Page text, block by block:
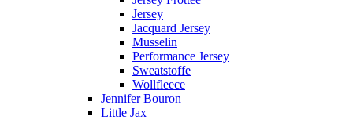
Jersey
Jacquard Jersey
Musselin
Performance Jersey
Sweatstoffe
Wollfleece
Jennifer Bouron
Little Jax